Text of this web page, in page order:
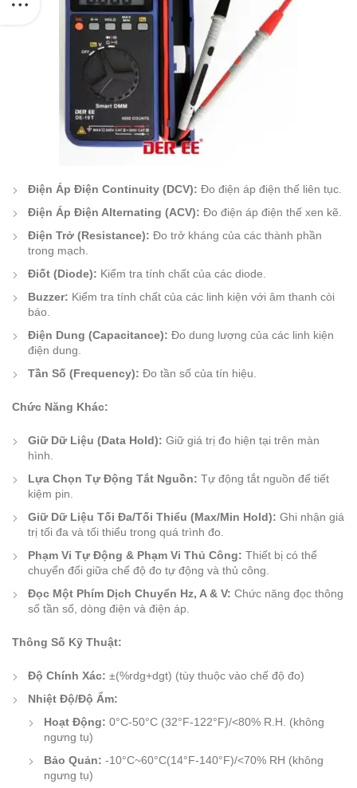
Điện Áp Điện Continuity (DCV): Đo điện áp điện thế liên tục.
Điện Áp Điện Alternating (ACV): Đo điện áp điện thế xen kẽ.
Điện Trở (Resistance): Đo trở kháng của các thành phần
trong mạch.
Điốt (Diode): Kiểm tra tính chất của các diode.
Buzzer: Kiểm tra tính chất của các linh kiện với âm thanh còi
báo.
Điện Dung (Capacitance): Đo dung lượng của các linh kiện
điện dung.
Tần Số (Frequency): Đo tần số của tín hiệu.
Chức Năng Khác:
Giữ Dữ Liệu (Data Hold): Giữ giá trị đo hiện tại trên màn
hình.
Lựa Chọn Tự Động Tắt Nguồn: Tự động tắt nguồn để tiết
kiệm pin.
Giữ Dữ Liệu Tối Đa/Tối Thiểu (Max/Min Hold): Ghi nhận giá
trị tối đa và tối thiểu trong quá trình đo.
Phạm Vi Tự Động & Phạm Vi Thủ Công: Thiết bị có thể
chuyển đổi giữa chế độ đo tự động và thủ công.
Đọc Một Phím Dịch Chuyển Hz, A & V: Chức năng đọc thông
số tần số, dòng điện và điện áp.
Thông Số Kỹ Thuật:
Độ Chính Xác: ±(%rdg+dgt) (tùy thuộc vào chế độ đo)
Nhiệt Độ/Độ Ẩm:
Hoạt Động: 0°C-50°C (32°F-122°F)/<80% R.H. (không
ngưng tụ)
Bảo Quản: -10°C~60°C(14°F-140°F)/<70% RH (không
ngưng tụ)